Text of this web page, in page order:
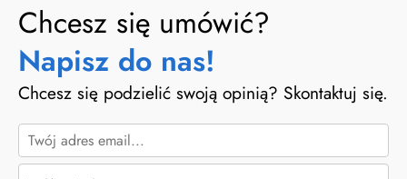
Chcesz się umówić?
Napisz do nas!
Chcesz się podzielić swoją opinią? Skontaktuj się.